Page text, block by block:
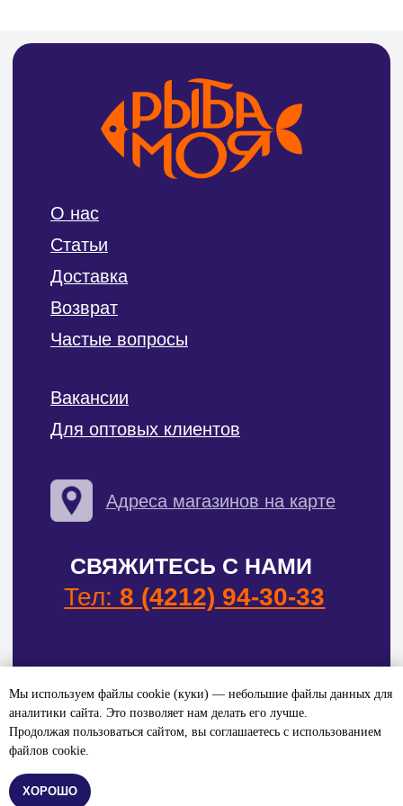
Политика конфиденциальности и обработки
персональных данных
Мы используем файлы cookie (куки) — небольшие файлы данных для
аналитики сайта. Это позволяет нам делать его лучше.
Продолжая пользоваться сайтом, вы соглашаетесь с использованием
файлов cookie.
ХОРОШО